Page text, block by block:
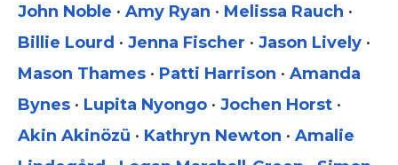
John Noble • Amy Ryan • Melissa Rauch •
Billie Lourd • Jenna Fischer • Jason Lively •
Mason Thames • Patti Harrison • Amanda
Bynes • Lupita Nyongo • Jochen Horst •
Akin Akinözü • Kathryn Newton • Amalie